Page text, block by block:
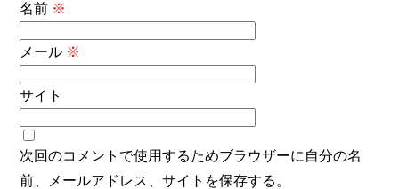
名前 ※
メール ※
サイト
次回のコメントで使用するためブラウザーに自分の名
前、メールアドレス、サイトを保存する。